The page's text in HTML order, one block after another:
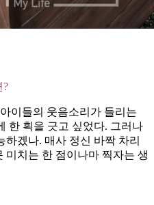
?
이들의 웃음소리가 들리는
한 획을 긋고 싶었다. 그러나
겠나. 매사 정신 바짝 차리
미치는 한 점이나마 찍자는 생